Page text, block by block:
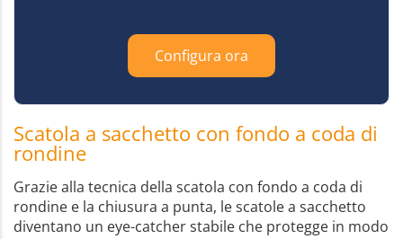
Configura ora
Scatola a sacchetto con fondo a coda di
rondine
Grazie alla tecnica della scatola con fondo a coda di
rondine e la chiusura a punta, le scatole a sacchetto
diventano un eye-catcher stabile che protegge in modo